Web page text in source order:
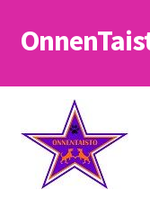
Siirry
navigointiin
Siirry
sisältöön
Etusivu
Kassa
Oma tili